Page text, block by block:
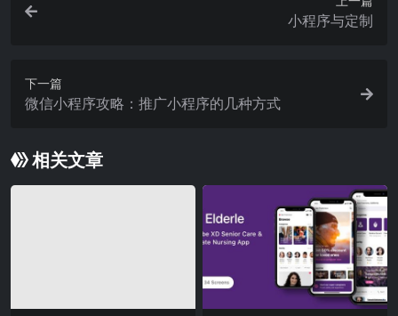
小程序与定制
下一篇
微信小程序攻略：推广小程序的几种方式
相关文章